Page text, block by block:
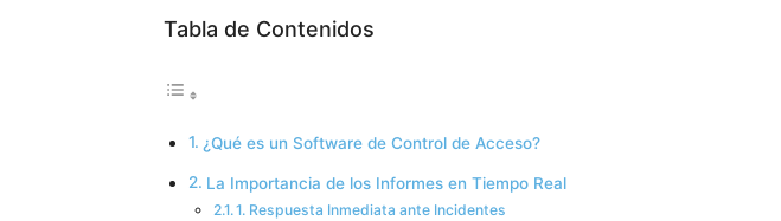
Tabla de Contenidos
¿Qué es un Software de Control de Acceso?
La Importancia de los Informes en Tiempo Real
1. Respuesta Inmediata ante Incidentes